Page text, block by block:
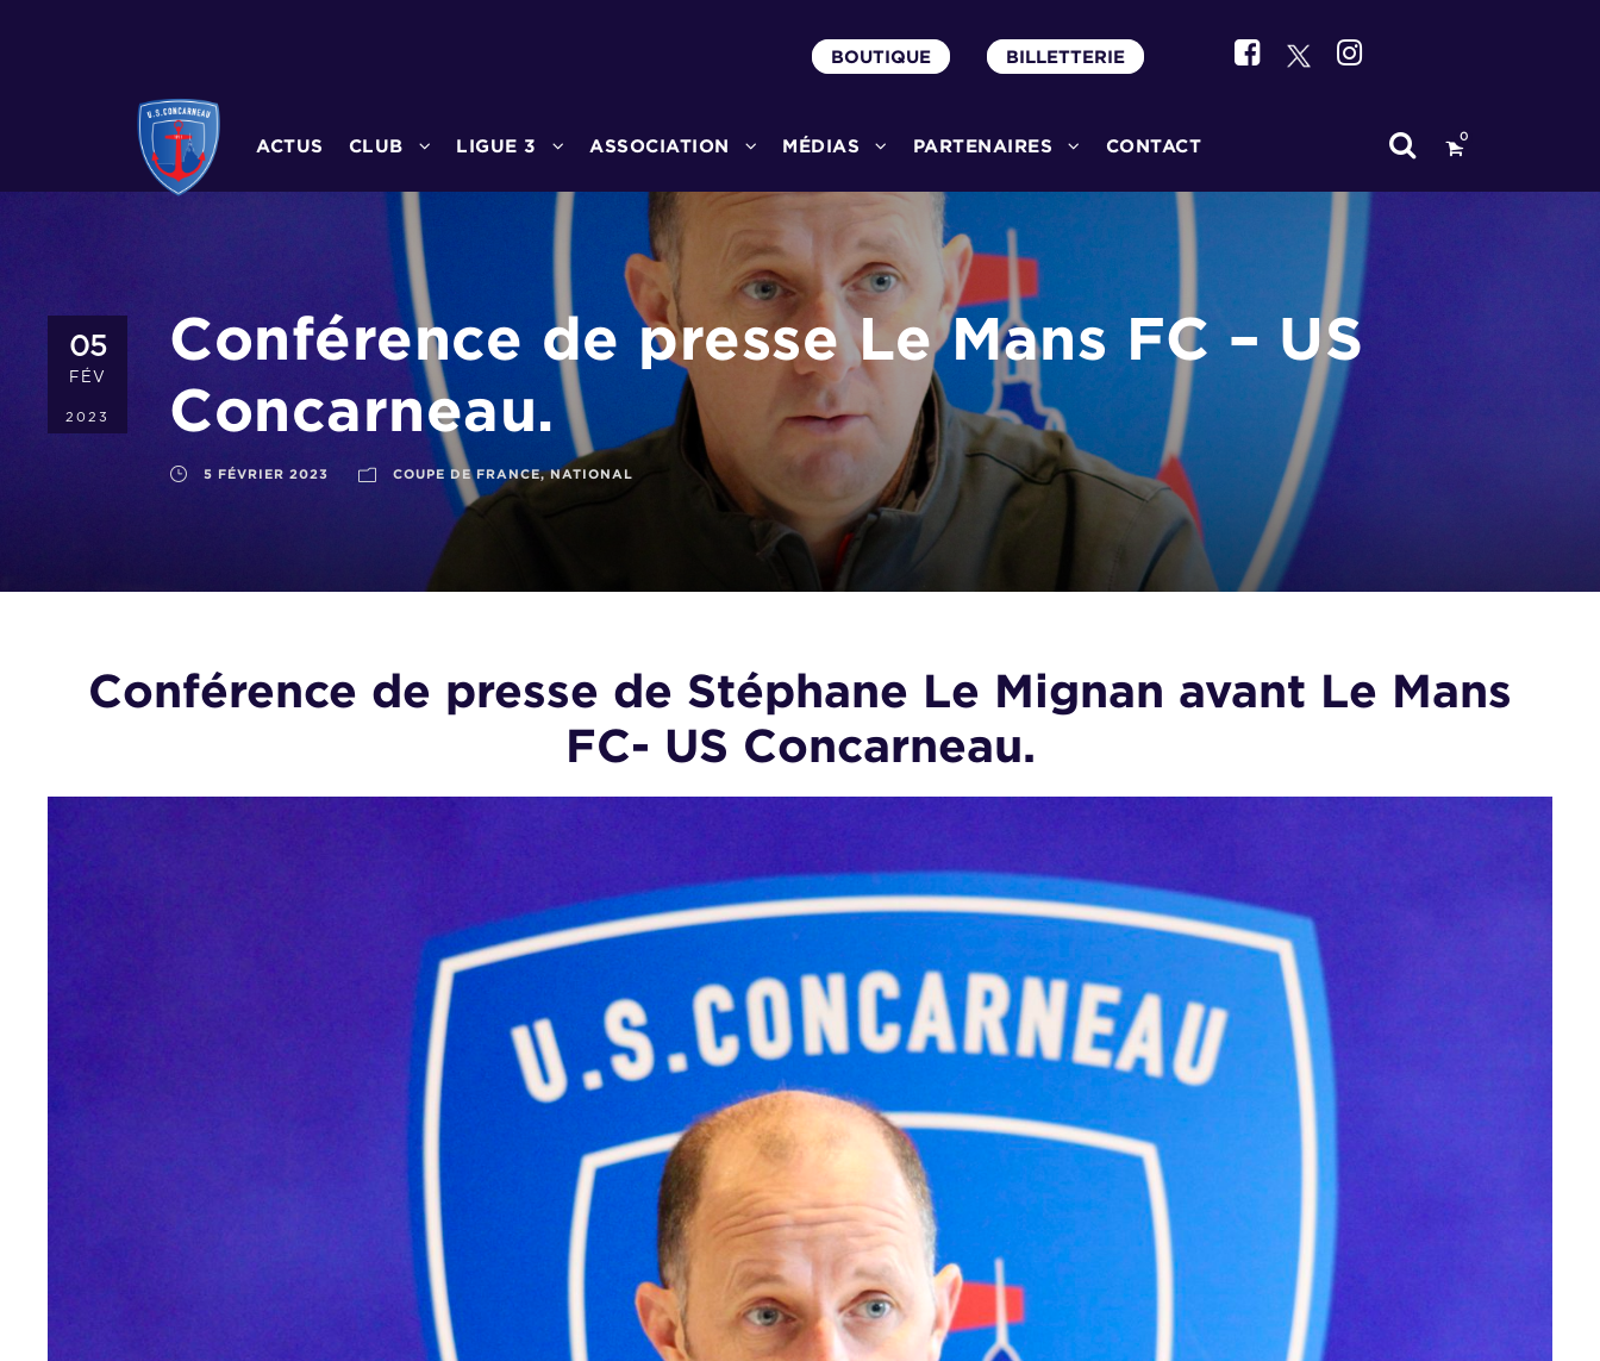
BOUTIQUE BILLETTERIE
ACTUS CLUB LIGUE 3 ASSOCIATION MÉDIAS PARTENAIRES CONTACT 0
05
FÉV
2023
Conférence de presse Le Mans FC – US
Concarneau.
5 FÉVRIER 2023 COUPE DE FRANCE, NATIONAL
Conférence de presse de Stéphane Le Mignan avant Le Mans
FC- US Concarneau.